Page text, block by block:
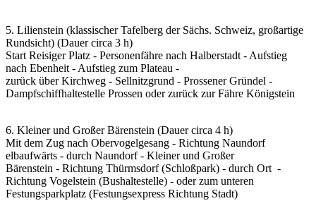
5. Lilienstein (klassischer Tafelberg der Sächs. Schweiz, großartige
Rundsicht) (Dauer circa 3 h)
Start Reisiger Platz - Personenfähre nach Halberstadt - Aufstieg
nach Ebenheit - Aufstieg zum Plateau -
zurück über Kirchweg - Sellnitzgrund - Prossener Gründel -
Dampfschiffhaltestelle Prossen oder zurück zur Fähre Königstein
6. Kleiner und Großer Bärenstein (Dauer circa 4 h)
Mit dem Zug nach Obervogelgesang - Richtung Naundorf
elbaufwärts - durch Naundorf - Kleiner und Großer
Bärenstein - Richtung Thürmsdorf (Schloßpark) - durch Ort -
Richtung Vogelstein (Bushaltestelle) - oder zum unteren
Festungsparkplatz (Festungsexpress Richtung Stadt)